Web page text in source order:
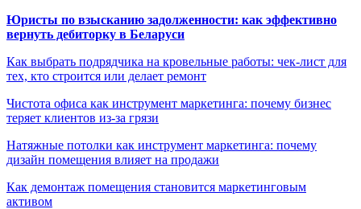
Юристы по взысканию задолженности: как эффективно
вернуть дебиторку в Беларуси
Как выбрать подрядчика на кровельные работы: чек-лист для
тех, кто строится или делает ремонт
Чистота офиса как инструмент маркетинга: почему бизнес
теряет клиентов из-за грязи
Натяжные потолки как инструмент маркетинга: почему
дизайн помещения влияет на продажи
Как демонтаж помещения становится маркетинговым
активом